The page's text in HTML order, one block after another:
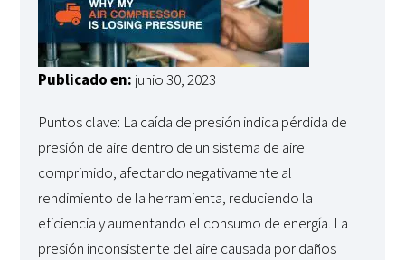
Publicado en: junio 30, 2023
Puntos clave: La caída de presión indica pérdida de
presión de aire dentro de un sistema de aire
comprimido, afectando negativamente al
rendimiento de la herramienta, reduciendo la
eficiencia y aumentando el consumo de energía. La
presión inconsistente del aire causada por daños